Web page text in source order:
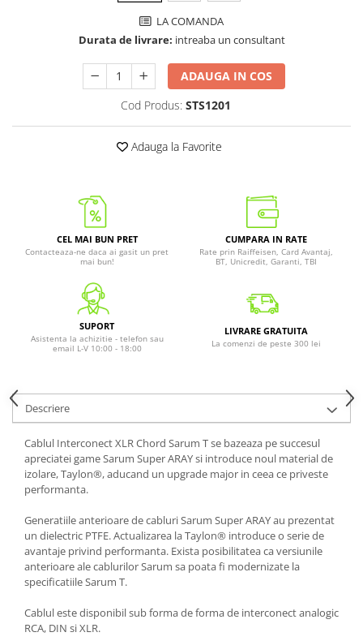
LA COMANDA
Durata de livrare: intreaba un consultant
ADAUGA IN COS
Cod Produs: STS1201
Adauga la Favorite
CEL MAI BUN PRET
Contacteaza-ne daca ai gasit un pret
mai bun!
CUMPARA IN RATE
Rate prin Raiffeisen, Card Avantaj,
BT, Unicredit, Garanti, TBI
SUPORT
Asistenta la achizitie - telefon sau
email L-V 10:00 - 18:00
LIVRARE GRATUITA
La comenzi de peste 300 lei
Descriere
Cablul Interconect XLR Chord Sarum T se bazeaza pe succesul
apreciatei game Sarum Super ARAY si introduce noul material de
izolare, Taylon®, aducand un upgrade major in ceea ce priveste
performanta.
Generatiile anterioare de cabluri Sarum Super ARAY au prezentat
un dielectric PTFE. Actualizarea la Taylon® introduce o serie de
avantaje privind performanta. Exista posibilitatea ca versiunile
anterioare ale cablurilor Sarum sa poata fi modernizate la
specificatiile Sarum T.
Cablul este disponibil sub forma de forma de interconect analogic
RCA, DIN si XLR.